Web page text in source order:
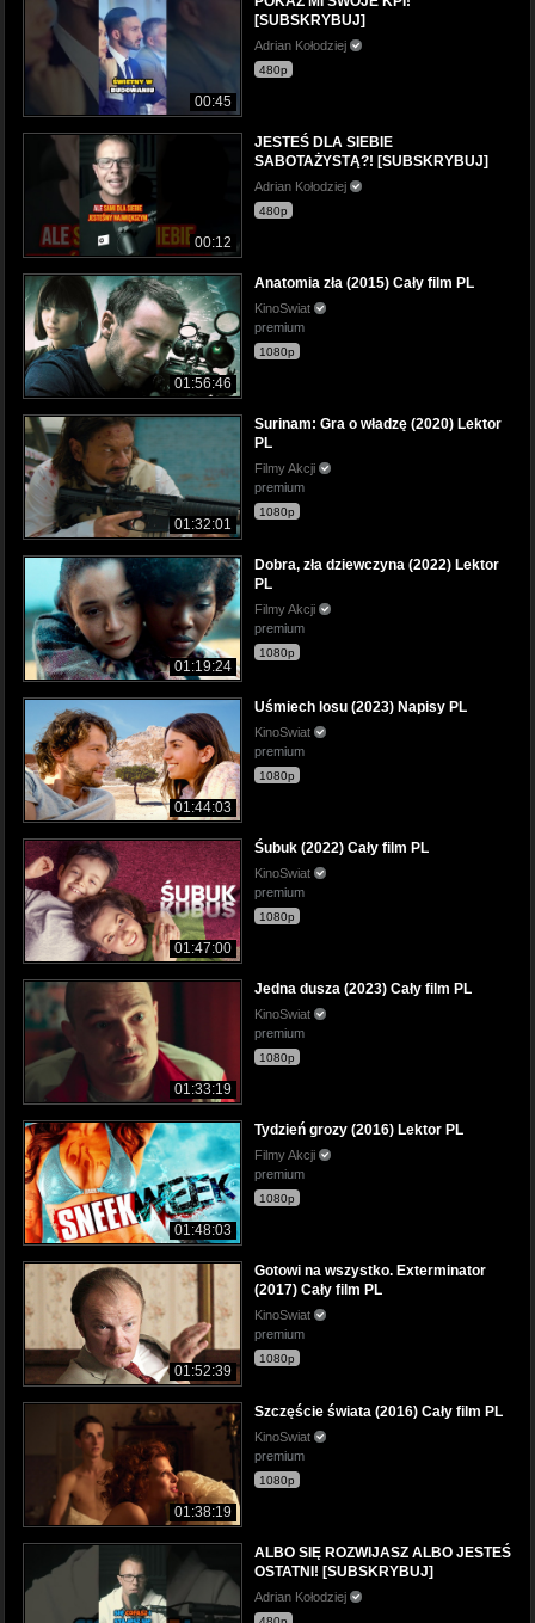
00:45
[SUBSKRYBUJ]
Adrian Kołodziej
480p
00:12
JESTEŚ DLA SIEBIE
SABOTAŻYSTĄ?! [SUBSKRYBUJ]
Adrian Kołodziej
480p
01:56:46
Anatomia zła (2015) Cały film PL
KinoSwiat
premium
1080p
01:32:01
Surinam: Gra o władzę (2020) Lektor
PL
Filmy Akcji
premium
1080p
01:19:24
Dobra, zła dziewczyna (2022) Lektor
PL
Filmy Akcji
premium
1080p
01:44:03
Uśmiech losu (2023) Napisy PL
KinoSwiat
premium
1080p
01:47:00
Śubuk (2022) Cały film PL
KinoSwiat
premium
1080p
01:33:19
Jedna dusza (2023) Cały film PL
KinoSwiat
premium
1080p
01:48:03
Tydzień grozy (2016) Lektor PL
Filmy Akcji
premium
1080p
01:52:39
Gotowi na wszystko. Exterminator
(2017) Cały film PL
KinoSwiat
premium
1080p
01:38:19
Szczęście świata (2016) Cały film PL
KinoSwiat
premium
1080p
ALBO SIĘ ROZWIJASZ ALBO JESTEŚ
OSTATNI! [SUBSKRYBUJ]
Adrian Kołodziej